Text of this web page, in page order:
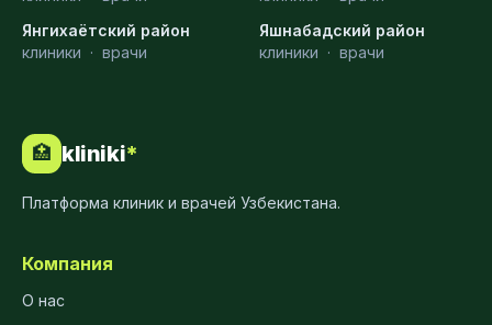
Янгихаётский район
клиники · врачи
Яшнабадский район
клиники · врачи
🏥 kliniki*
Платформа клиник и врачей Узбекистана.
Компания
О нас